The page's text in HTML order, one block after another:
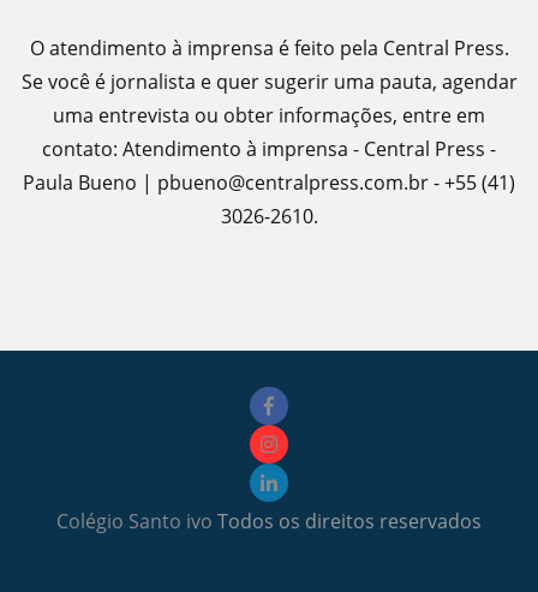
O atendimento à imprensa é feito pela Central Press.
Se você é jornalista e quer sugerir uma pauta, agendar
uma entrevista ou obter informações, entre em
contato: Atendimento à imprensa - Central Press -
Paula Bueno | pbueno@centralpress.com.br - +55 (41)
3026-2610.
Colégio Santo ivo Todos os direitos reservados